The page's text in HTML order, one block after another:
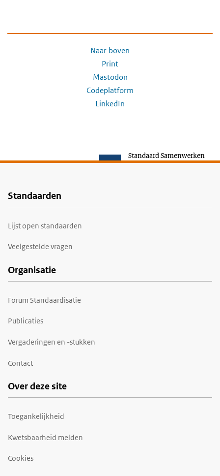
Naar boven
Print
Mastodon
Codeplatform
LinkedIn
Standaard Samenwerken
Voet
Standaarden
Lijst open standaarden
Veelgestelde vragen
Organisatie
Forum Standaardisatie
Publicaties
Vergaderingen en -stukken
Contact
Over deze site
Toegankelijkheid
Kwetsbaarheid melden
Cookies